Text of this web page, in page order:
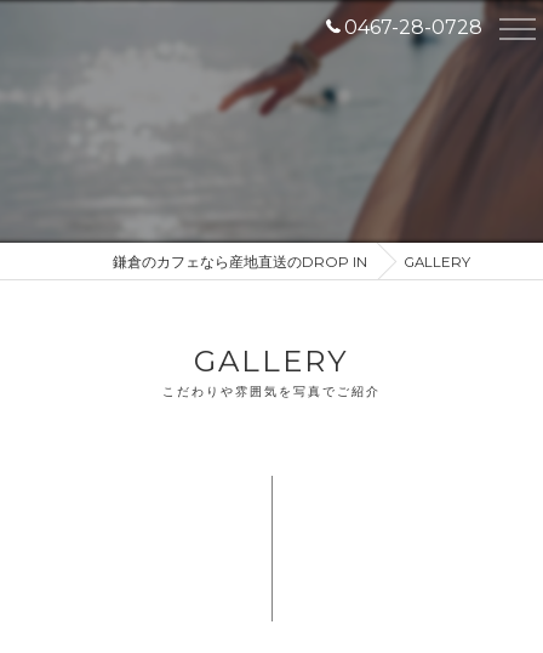
0467-28-0728
鎌倉のカフェなら産地直送のDROP IN GALLERY
GALLERY
こだわりや雰囲気を写真でご紹介